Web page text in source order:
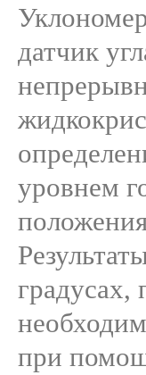
датчик
уровнем
при